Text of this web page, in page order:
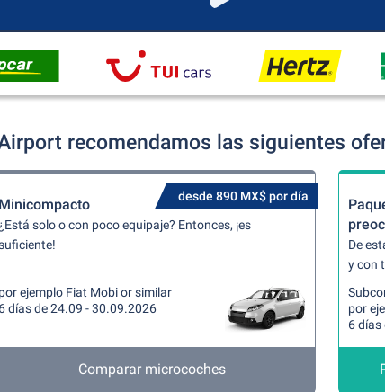
recomendamos las siguientes
desde 890 MX$ por día
Minicompacto
¿Está solo o con poco equipaje? Entonces, ¡es
por ejemplo Fiat Mobi or similar
6 días de 24.09 - 30.09.2026
Comparar microcoches
De
y con
por
6 días